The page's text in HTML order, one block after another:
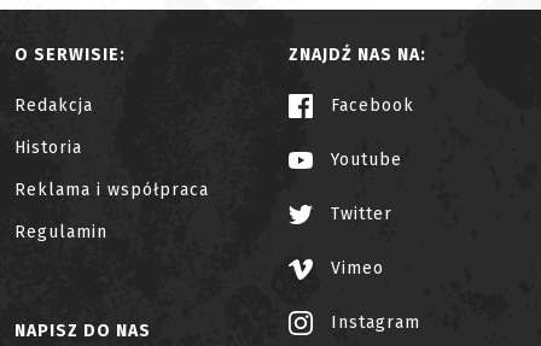
O SERWISIE:
Redakcja
Historia
Reklama i współpraca
Regulamin
ZNAJDŹ NAS NA:
Facebook
Youtube
Twitter
Vimeo
Instagram
NAPISZ DO NAS